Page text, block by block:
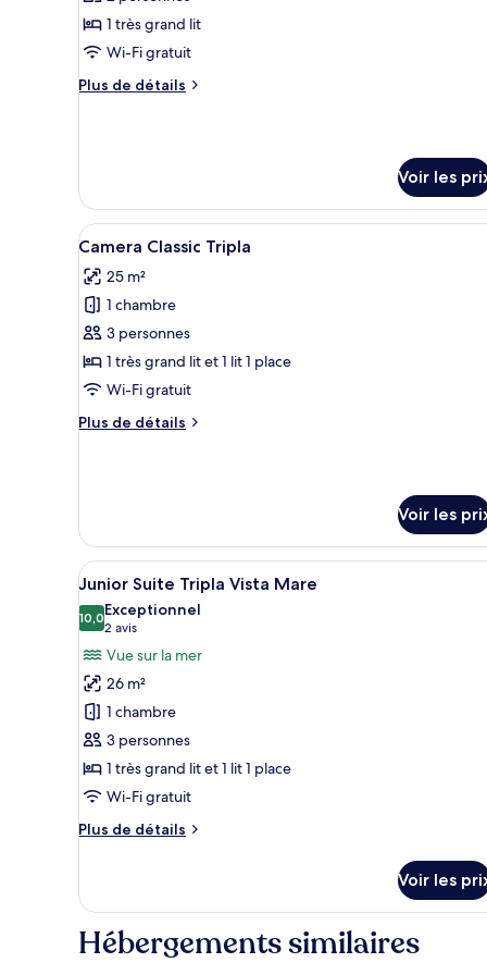
type
de
chambre :
The
1 très grand lit
Wi-Fi gratuit
Plus de détails
Plus
de
chambre
The
Exclusive
Room
Voir les
Afficher
toutes
les
photos
pour
ce
type
chambre :
Camera Classic Tripla |
11
Camera Classic Tripla
25 m²
1 chambre
3 personnes
1 très grand lit et 1 lit 1 place
Wi-Fi gratuit
Plus de détails
Plus
de
chambre
Camera
Tripla
Voir les
Afficher
toutes
les
photos
pour
ce
type
de
chambre :
Junior
Suite
Mare
Junior Suite Tripla Vista
9
Junior Suite Tripla Vista Mare
10,010,0 sur 10
Exceptionnel
2 avis
(2 avis)
Vue sur la mer
26 m²
1 chambre
3 personnes
1 très grand lit et 1 lit 1 place
Wi-Fi gratuit
Plus de détails
Plus
le
type
de
Voir les
Hébergements similaires